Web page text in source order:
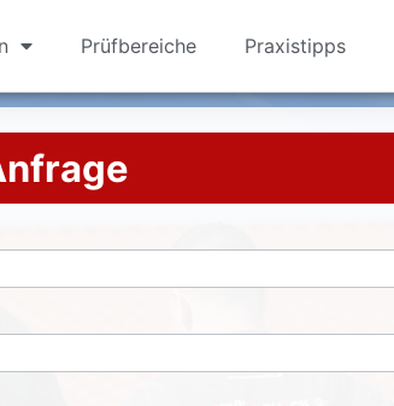
Prüfbereiche Praxistipps